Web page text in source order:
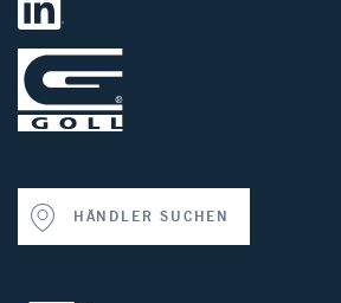
HÄNDLER SUCHEN